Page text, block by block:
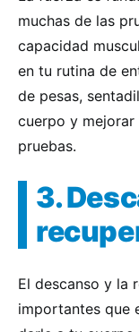
muchas de las
capacidad
en tu rutina de
de pesas,
cuerpo y
pruebas.
3.
El descanso y la
importantes que